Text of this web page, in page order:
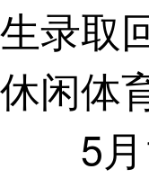
生录取
休闲体
5月